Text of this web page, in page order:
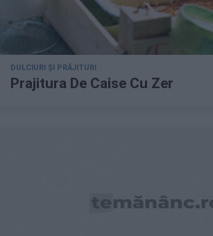
DULCIURI ȘI PRĂJITURI
Prajitura De Caise Cu Zer